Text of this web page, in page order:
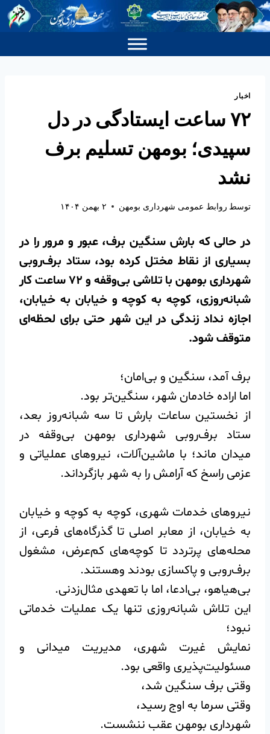
اخبار
۷۲ ساعت ایستادگی در دل
سپیدی؛ بومهن تسلیم برف
نشد
توسط روابط عمومی شهرداری بومهن ۲ بهمن ۱۴۰۴
در حالی که بارش سنگین برف، عبور و مرور را در
بسیاری از نقاط مختل کرده بود، ستاد برف‌روبی
شهرداری بومهن با تلاشی بی‌وقفه و ۷۲ ساعت کار
شبانه‌روزی، کوچه به کوچه و خیابان به خیابان،
اجازه نداد زندگی در این شهر حتی برای لحظه‌ای
متوقف شود.
برف آمد، سنگین و بی‌امان؛
اما اراده خادمان شهر، سنگین‌تر بود.
از نخستین ساعات بارش تا سه شبانه‌روز بعد،
ستاد برف‌روبی شهرداری بومهن بی‌وقفه در
میدان ماند؛ با ماشین‌آلات، نیروهای عملیاتی و
عزمی راسخ که آرامش را به شهر بازگرداند.
نیروهای خدمات شهری، کوچه به کوچه و خیابان
به خیابان، از معابر اصلی تا گذرگاه‌های فرعی، از
محله‌های پرتردد تا کوچه‌های کم‌عرض، مشغول
برف‌روبی و پاکسازی بودند و‌هستند.‌
بی‌هیاهو، بی‌ادعا، اما با تعهدی مثال‌زدنی.
این تلاش شبانه‌روزی تنها یک عملیات خدماتی
نبود؛
نمایش غیرت شهری، مدیریت میدانی و
مسئولیت‌پذیری واقعی بود.
وقتی برف سنگین شد،
وقتی سرما به اوج رسید،
شهرداری بومهن عقب ننشست.